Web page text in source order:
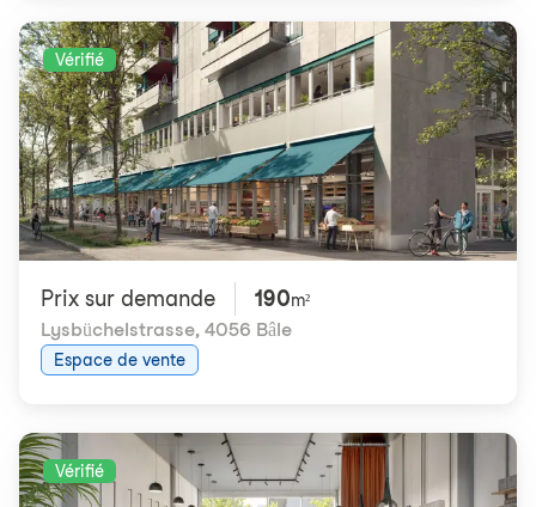
Vérifié
Prix ​​sur demande 190m²
Lysbüchelstrasse, 4056 Bâle
Espace de vente
Vérifié